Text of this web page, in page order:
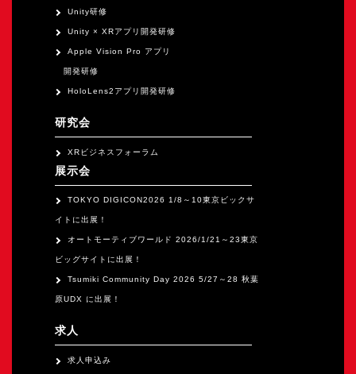
Unity研修
Unity × XRアプリ開発研修
Apple Vision Pro アプリ
開発研修
HoloLens2アプリ開発研修
研究会
XRビジネスフォーラム
展示会
TOKYO DIGICON2026 1/8～10東京ビックサ
イトに出展！
オートモーティブワールド 2026/1/21～23東京
ビッグサイトに出展！
Tsumiki Community Day 2026 5/27～28 秋葉
原UDX に出展！
求人
求人申込み